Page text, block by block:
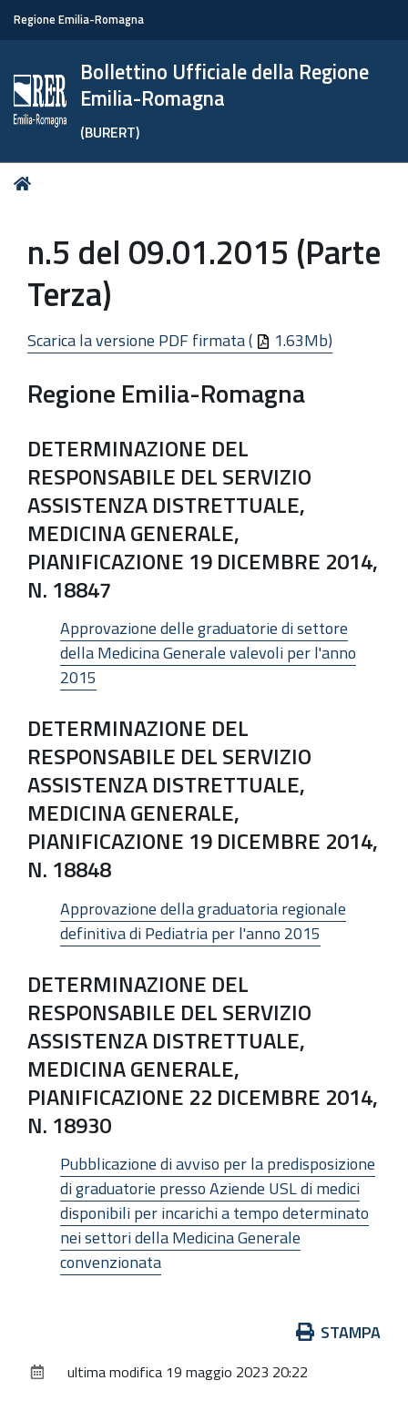
Regione Emilia-Romagna
Bollettino Ufficiale della Regione
Emilia-Romagna
(BURERT)
Tu
n.5 del 09.01.2015 (Parte
Terza)
Scarica la versione PDF firmata ( 1.63Mb)
Regione Emilia-Romagna
DETERMINAZIONE DEL
RESPONSABILE DEL SERVIZIO
ASSISTENZA DISTRETTUALE,
MEDICINA GENERALE,
PIANIFICAZIONE 19 DICEMBRE 2014,
N. 18847
Approvazione delle graduatorie di settore
della Medicina Generale valevoli per l'anno
2015
DETERMINAZIONE DEL
RESPONSABILE DEL SERVIZIO
ASSISTENZA DISTRETTUALE,
MEDICINA GENERALE,
PIANIFICAZIONE 19 DICEMBRE 2014,
N. 18848
Approvazione della graduatoria regionale
definitiva di Pediatria per l'anno 2015
DETERMINAZIONE DEL
RESPONSABILE DEL SERVIZIO
ASSISTENZA DISTRETTUALE,
MEDICINA GENERALE,
PIANIFICAZIONE 22 DICEMBRE 2014,
N. 18930
Pubblicazione di avviso per la predisposizione
di graduatorie presso Aziende USL di medici
disponibili per incarichi a tempo determinato
nei settori della Medicina Generale
convenzionata
documento
STAMPA
ultima modifica 19 maggio 2023 20:22